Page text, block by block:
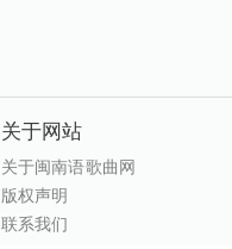
关于网站
关于闽南语歌曲网
版权声明
联系我们